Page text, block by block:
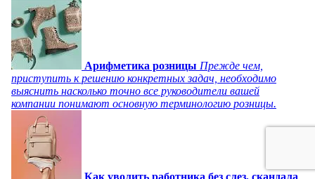
Арифметика розницы Прежде чем,
приступить к решению конкретных задач, необходимо
выяснить насколько точно все руководители вашей
компании понимают основную терминологию розницы.